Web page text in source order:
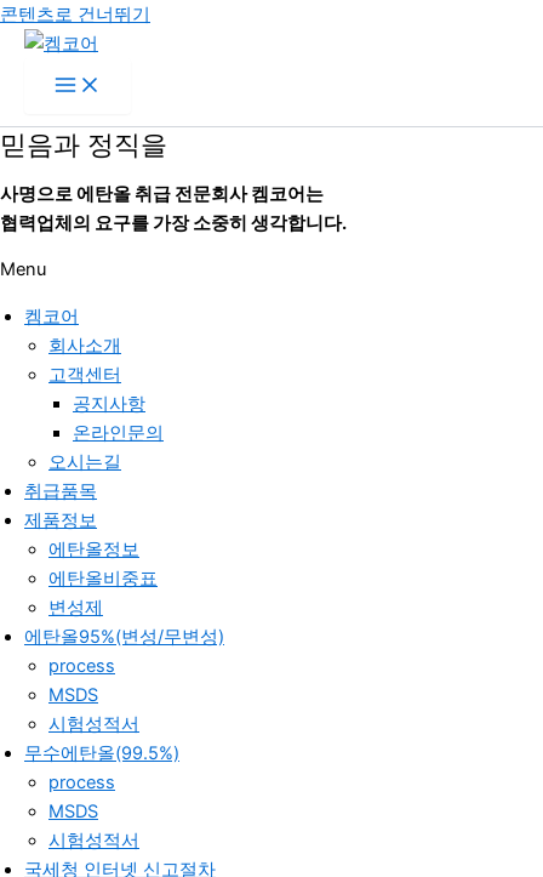
콘텐츠로 건너뛰기
믿음과 정직을
사명으로 에탄올 취급 전문회사 켐코어는
협력업체의 요구를 가장 소중히 생각합니다.
Menu
켐코어
회사소개
고객센터
공지사항
온라인문의
오시는길
취급품목
제품정보
에탄올정보
에탄올비중표
변성제
에탄올95%(변성/무변성)
process
MSDS
시험성적서
무수에탄올(99.5%)
process
MSDS
시험성적서
국세청 인터넷 신고절차